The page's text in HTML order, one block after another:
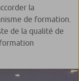
la
de formation.
de la qualité de